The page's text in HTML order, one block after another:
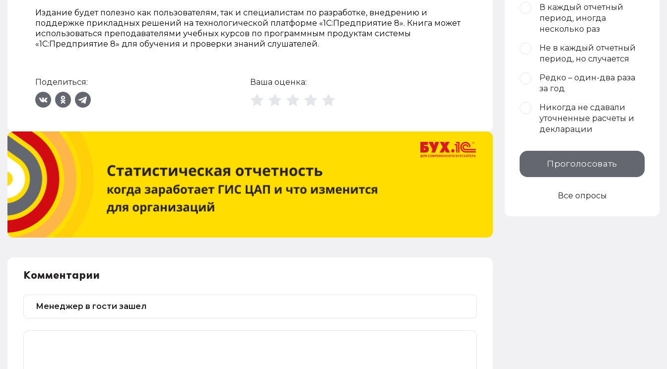
Издание будет полезно как пользователям, так и специалистам по разработке, внедрению и
поддержке прикладных решений на технологической платформе «1С:Предприятие 8». Книга может
использоваться преподавателями учебных курсов по программным продуктам системы
«1С:Предприятие 8» для обучения и проверки знаний слушателей.
Поделиться: Ваша оценка:
Комментарии
В каждый отчетный
период, иногда
несколько раз
Не в каждый отчетный
период, но случается
Редко – один-два раза
за год
Никогда не сдавали
уточненные расчеты и
декларации
Проголосовать
Все опросы